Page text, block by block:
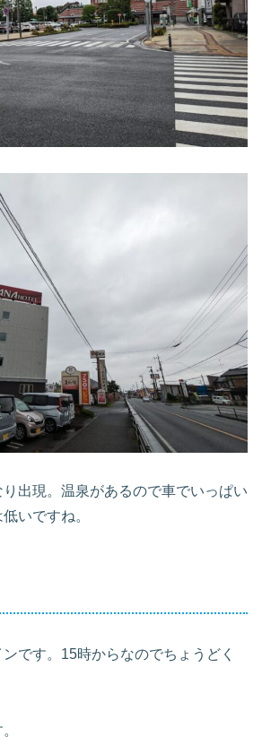
出現。温泉があるので車でいっぱい
いですね。
です。15時からなのでちょうどく